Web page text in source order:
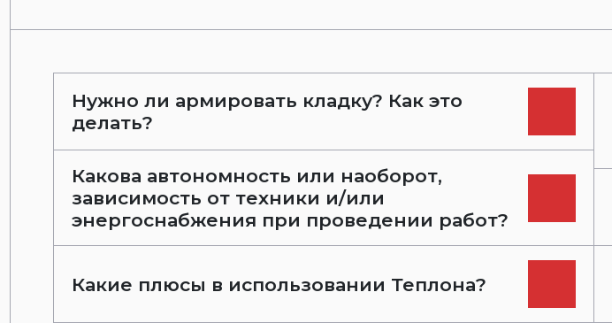
Нужно ли армировать кладку? Как это
делать?
Какова автономность или наоборот,
зависимость от техники и/или
энергоснабжения при проведении работ?
Какие плюсы в использовании Теплона?